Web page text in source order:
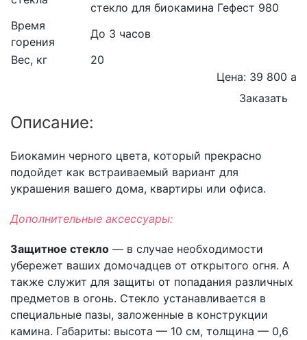
стекло для биокамина Гефест 980
Время
горения
До 3 часов
Вес, кг
20
Цена: 39 800 a
Заказать
Описание:
Биокамин черного цвета, который прекрасно
подойдет как встраиваемый вариант для
украшения вашего дома, квартиры или офиса.
Дополнительные аксессуары:
Защитное стекло — в случае необходимости
убережет ваших домочадцев от открытого огня. А
также служит для защиты от попадания различных
предметов в огонь. Стекло устанавливается в
специальные пазы, заложенные в конструкции
камина. Габариты: высота — 10 см, толщина — 0,6